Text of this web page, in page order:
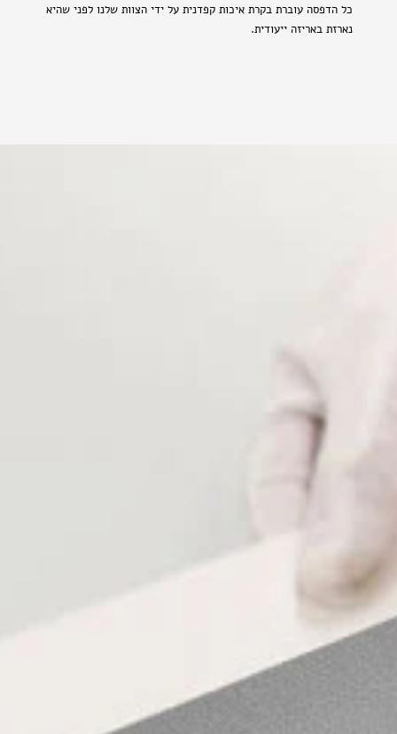
כל הדפסה עוברת בקרת איכות קפדנית על ידי הצוות שלנו לפני שהיא
נארזת באריזה ייעודית.